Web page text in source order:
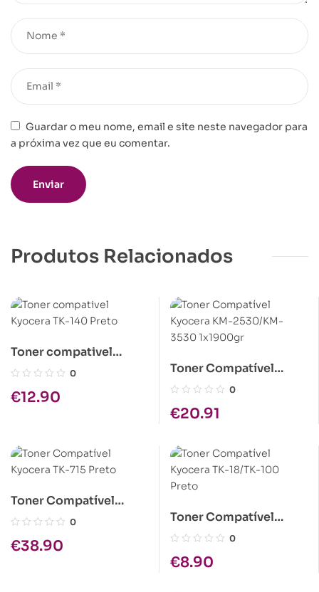
Guardar o meu nome, email e site neste navegador para
a próxima vez que eu comentar.
Produtos Relacionados
Toner compativel
Kyocera TK-140 Preto
0
€12.90
Toner Compatível
Kyocera KM-2530/KM-
0
€20.91
Toner Compatível
Kyocera TK-715 Preto
0
€38.90
Toner Compatível
Kyocera TK-18/TK-100
0
€8.90